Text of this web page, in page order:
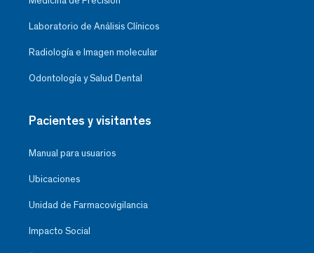
Laboratorio de Análisis Clínicos
Radiología e Imagen molecular
Odontología y Salud Dental
Pacientes y visitantes
Manual para usuarios
Ubicaciones
Unidad de Farmacovigilancia
Impacto Social